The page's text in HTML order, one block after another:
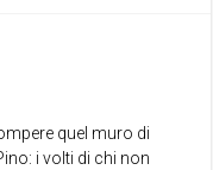
quel muro di
i volti di chi non